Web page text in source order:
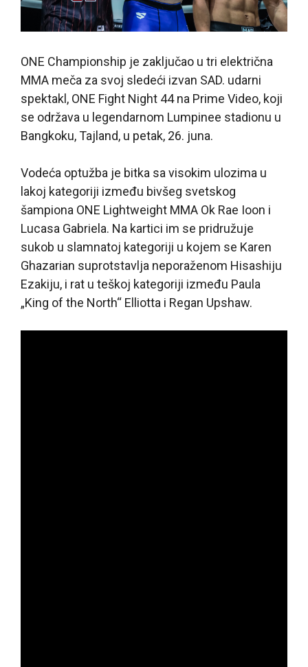
ONE Championship je zaključao u tri električna
MMA meča za svoj sledeći izvan SAD. udarni
spektakl, ONE Fight Night 44 na Prime Video, koji
se održava u legendarnom Lumpinee stadionu u
Bangkoku, Tajland, u petak, 26. juna.
Vodeća optužba je bitka sa visokim ulozima u
lakoj kategoriji između bivšeg svetskog
šampiona ONE Lightweight MMA Ok Rae Ioon i
Lucasa Gabriela. Na kartici im se pridružuje
sukob u slamnatoj kategoriji u kojem se Karen
Ghazarian suprotstavlja neporaženom Hisashiju
Ezakiju, i rat u teškoj kategoriji između Paula
„King of the North“ Elliotta i Regan Upshaw.